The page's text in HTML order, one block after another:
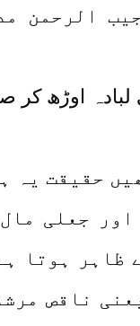
الرحمن
اوڑھ کر
حقیقت یہ
جعلی
ظاہر ہوتا
ناقص